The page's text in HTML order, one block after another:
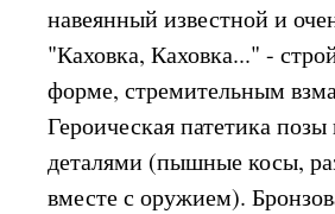
навеянный известной и
"Каховка, Каховка..." -
форме, стремительным
Героическая патетика
деталями (пышные косы,
вместе с оружием).